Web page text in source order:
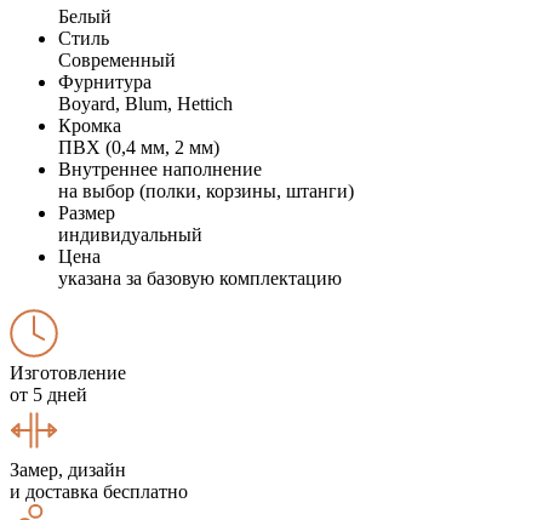
Белый
Стиль
Современный
Фурнитура
Boyard, Blum, Hettich
Кромка
ПВХ (0,4 мм, 2 мм)
Внутреннее наполнение
на выбор (полки, корзины, штанги)
Размер
индивидуальный
Цена
указана за базовую комплектацию
Изготовление
от 5 дней
Замер, дизайн
и доставка бесплатно